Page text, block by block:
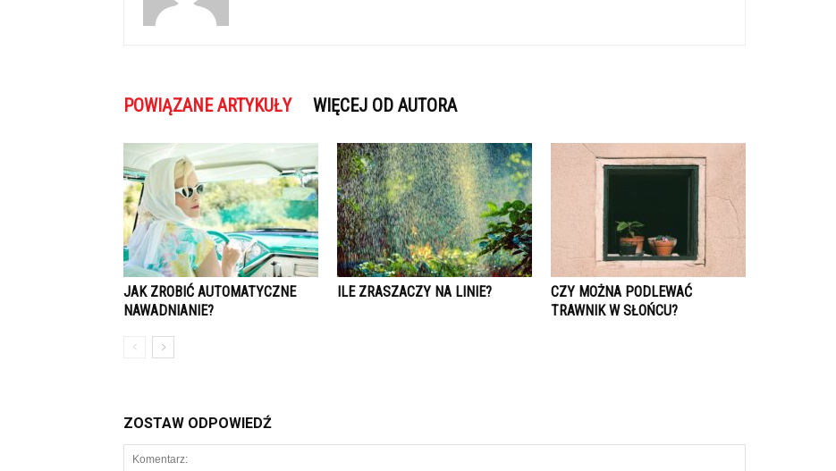
POWIĄZANE ARTYKUŁY WIĘCEJ OD AUTORA
JAK ZROBIĆ AUTOMATYCZNE
NAWADNIANIE?
ILE ZRASZACZY NA LINIE?
CZY MOŻNA PODLEWAĆ
TRAWNIK W SŁOŃCU?
ZOSTAW ODPOWIEDŹ